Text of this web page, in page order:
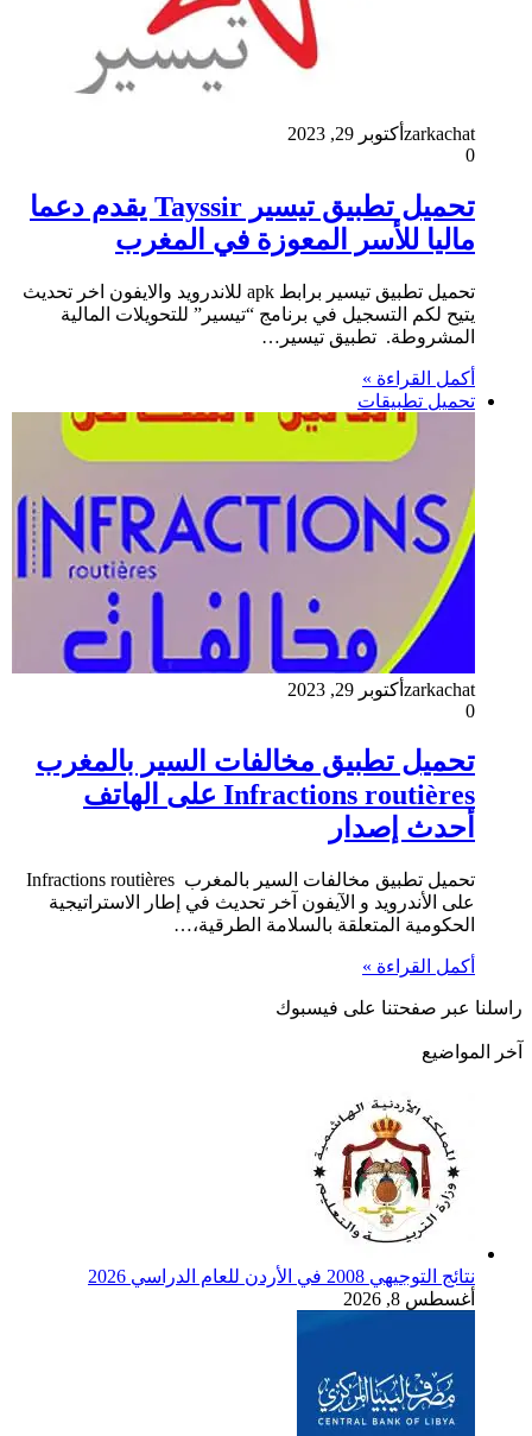
zarkachat أكتوبر 29, 2023
0
تحميل تطبيق تيسير Tayssir يقدم دعما
ماليا للأسر المعوزة في المغرب
تحميل تطبيق تيسير برابط apk للاندرويد والايفون اخر تحديث
يتيح لكم التسجيل في برنامج “تيسير” للتحويلات المالية
المشروطة. تطبيق تيسير…
أكمل القراءة »
تحميل تطبيقات
zarkachat أكتوبر 29, 2023
0
تحميل تطبيق مخالفات السير بالمغرب
Infractions routières على الهاتف
أحدث إصدار
تحميل تطبيق مخالفات السير بالمغرب Infractions routières
على الأندرويد و الآيفون آخر تحديث في إطار الاستراتيجية
الحكومية المتعلقة بالسلامة الطرقية،…
أكمل القراءة »
راسلنا عبر صفحتنا على فيسبوك
آخر المواضيع
نتائج التوجيهي 2008 في الأردن للعام الدراسي 2026
أغسطس 8, 2026